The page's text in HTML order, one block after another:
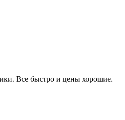
Все быстро и цены хорошие.